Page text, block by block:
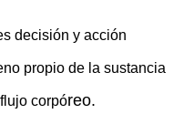
decisión y acción
propio de la sustancia
corpóreo.